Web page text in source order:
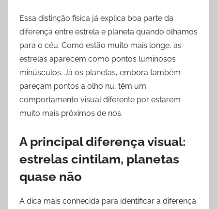
Essa distinção física já explica boa parte da
diferença entre estrela e planeta quando olhamos
para o céu. Como estão muito mais longe, as
estrelas aparecem como pontos luminosos
minúsculos. Já os planetas, embora também
pareçam pontos a olho nu, têm um
comportamento visual diferente por estarem
muito mais próximos de nós.
A principal diferença visual:
estrelas cintilam, planetas
quase não
A dica mais conhecida para identificar a diferença